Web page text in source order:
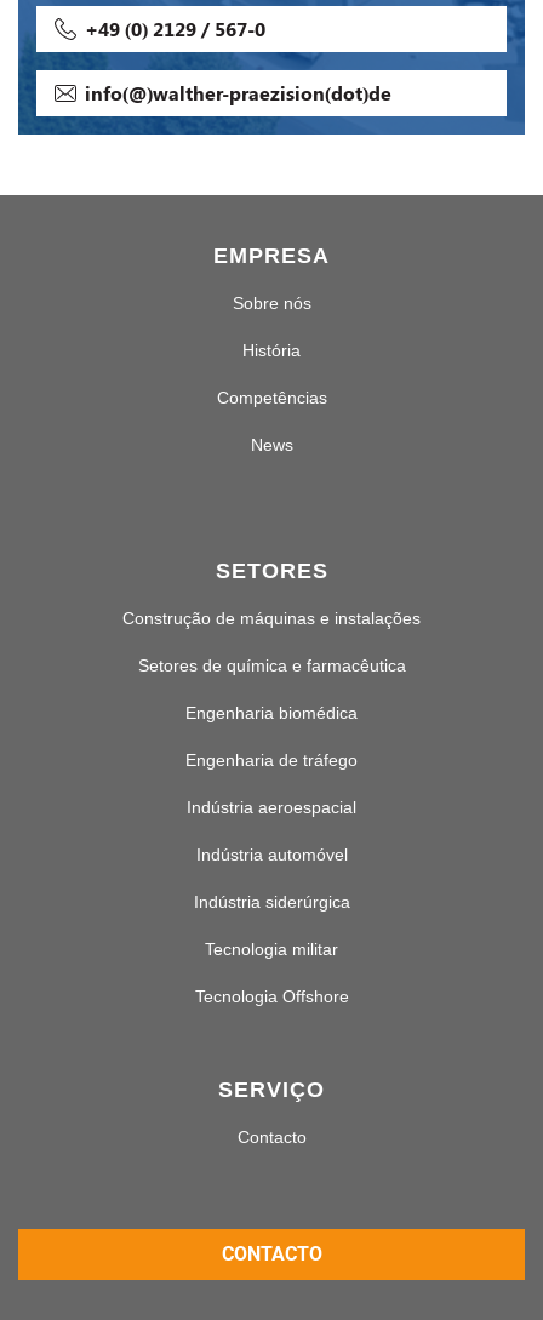
+49 (0) 2129 / 567-0
info(@)walther-praezision(dot)de
EMPRESA
Sobre nós
História
Competências
News
SETORES
Construção de máquinas e instalações
Setores de química e farmacêutica
Engenharia biomédica
Engenharia de tráfego
Indústria aeroespacial
Indústria automóvel
Indústria siderúrgica
Tecnologia militar
Tecnologia Offshore
SERVIÇO
Contacto
CONTACTO